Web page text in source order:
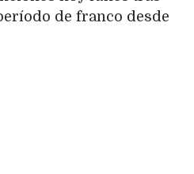
de franco desde